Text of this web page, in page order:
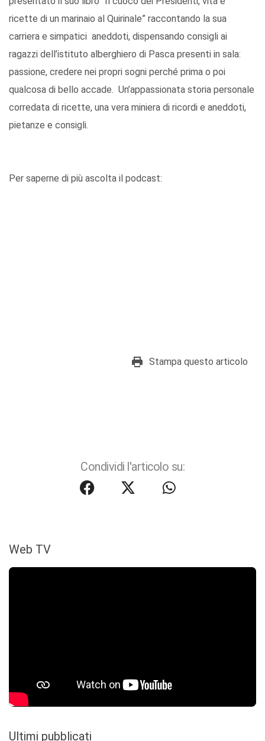
ricette di un marinaio al Quirinale” raccontando la sua
carriera e simpatici aneddoti, dispensando consigli ai
ragazzi dell’istituto alberghiero di Pasca presenti in sala:
passione, credere nei propri sogni perché prima o poi
qualcosa di bello accade. Un’appassionata storia personale
corredata di ricette, una vera miniera di ricordi e aneddoti,
pietanze e consigli.
Per saperne di più ascolta il podcast:
Stampa questo articolo
Condividi l'articolo su:
Web TV
Ultimi pubblicati